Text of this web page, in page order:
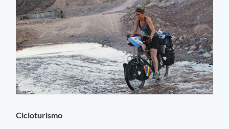
Cicloturismo